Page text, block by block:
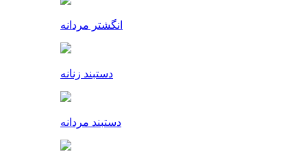
انگشتر مردانه
دستبند زنانه
دستبند مردانه